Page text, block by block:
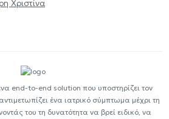
Χριστίνα
end-to-end solution που υποστηρίζει τον
ένα ιατρικό σύμπτωμα μέχρι τη
του τη δυνατότητα να βρεί ειδικό, να